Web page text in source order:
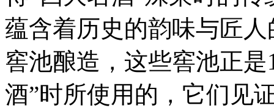
蕴含着历史的韵味与匠
窖池酿造，这些窖池正
酒”时所使用的，它们见